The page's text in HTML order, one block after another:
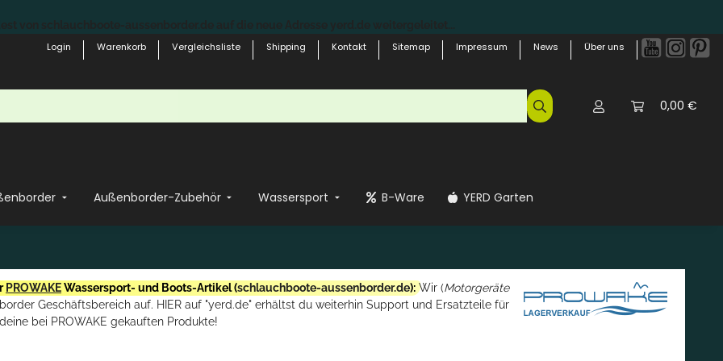
Login
Warenkorb Vergleichsliste Shipping Kontakt Sitemap Impressum News Über uns
0,00 €
Außenborder-Zubehör Wassersport B-Ware YERD Garten
PROWAKEWassersport- und Boots-Artikel (schlauchboote-aussenborder.de): Wir (Motorgeräte
Geschäftsbereich auf. HIER auf "yerd.de" erhältst du weiterhin Support und Ersatzteile für
deine bei PROWAKE gekauften Produkte!